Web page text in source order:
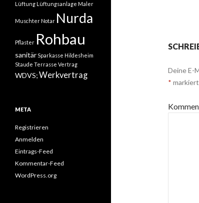
Deine E-
* markiert
Lüftung Lüftungsanlage Maler
Muschter Notar Nurda
Pflaster Rohbau
sanitär Sparkasse Hildesheim
Staude Terrasse Vertrag
WDVS;Werkvertrag
META
Registrieren
Anmelden
Eintrags-Feed
Kommentar-Feed
WordPress.org